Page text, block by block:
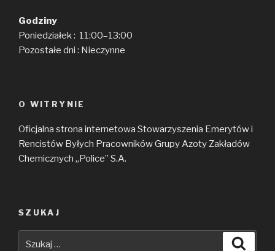
Godziny
Poniedziałek : 11:00–13:00
Pozostałe dni : Nieczynne
O WITRYNIE
Oficjalna strona internetowa Stowarzyszenia Emerytów i
Rencistów Byłych Pracowników Grupy Azoty Zakładów
Chemicznych „Police” S.A.
SZUKAJ